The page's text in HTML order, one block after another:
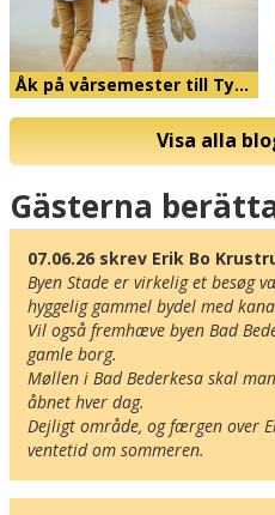
Åk på vårsemester till Ty…
Visa alla
Karta
Gästerna
07.06.26 skrev Erik Bo
Byen Stade er virkelig et besøg
hyggelig gammel bydel med
Vil også fremhæve byen Bad
gamle borg.
Møllen i Bad Bederkesa skal
åbnet hver dag.
Dejligt område, og færgen over
ventetid om sommeren.